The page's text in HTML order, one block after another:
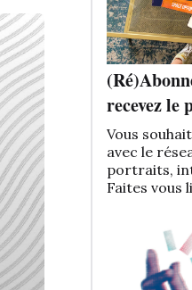
recevez le
Vous
avec le
portraits,
Faites vous